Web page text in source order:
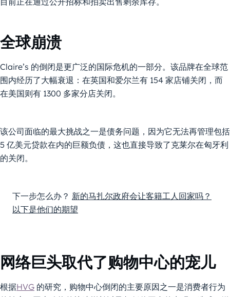
全球崩溃
Claire’s 的倒闭是更广泛的国际危机的一部分。该品牌在全球范
围内经历了大幅衰退：在英国和爱尔兰有 154 家店铺关闭，而
在美国则有 1300 多家分店关闭。
该公司面临的最大挑战之一是债务问题，因为它无法再管理包括
5 亿美元贷款在内的巨额负债，这也直接导致了克莱尔在匈牙利
的关闭。
下一步怎么办？ 新的马扎尔政府会让客籍工人回家吗？
以下是他们的期望
网络巨头取代了购物中心的宠儿
根据HVG 的研究，购物中心倒闭的主要原因之一是消费者行为